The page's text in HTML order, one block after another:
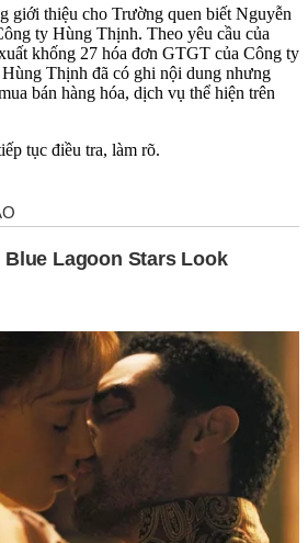
giới thiệu cho Trường quen biết Nguyễn
ty Hùng Thịnh. Theo yêu cầu của
khống 27 hóa đơn GTGT của Công ty
Thịnh đã có ghi nội dung nhưng
bán hàng hóa, dịch vụ thể hiện trên
tục điều tra, làm rõ.